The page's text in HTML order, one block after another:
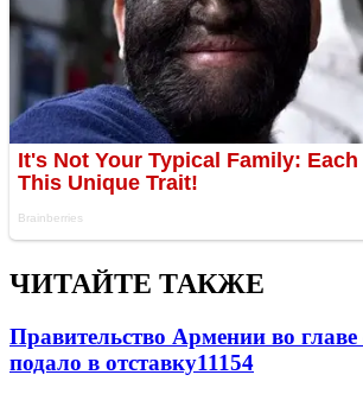
ЧИТАЙТЕ ТАКЖЕ
Правительство Армении во
подало в отставку11154